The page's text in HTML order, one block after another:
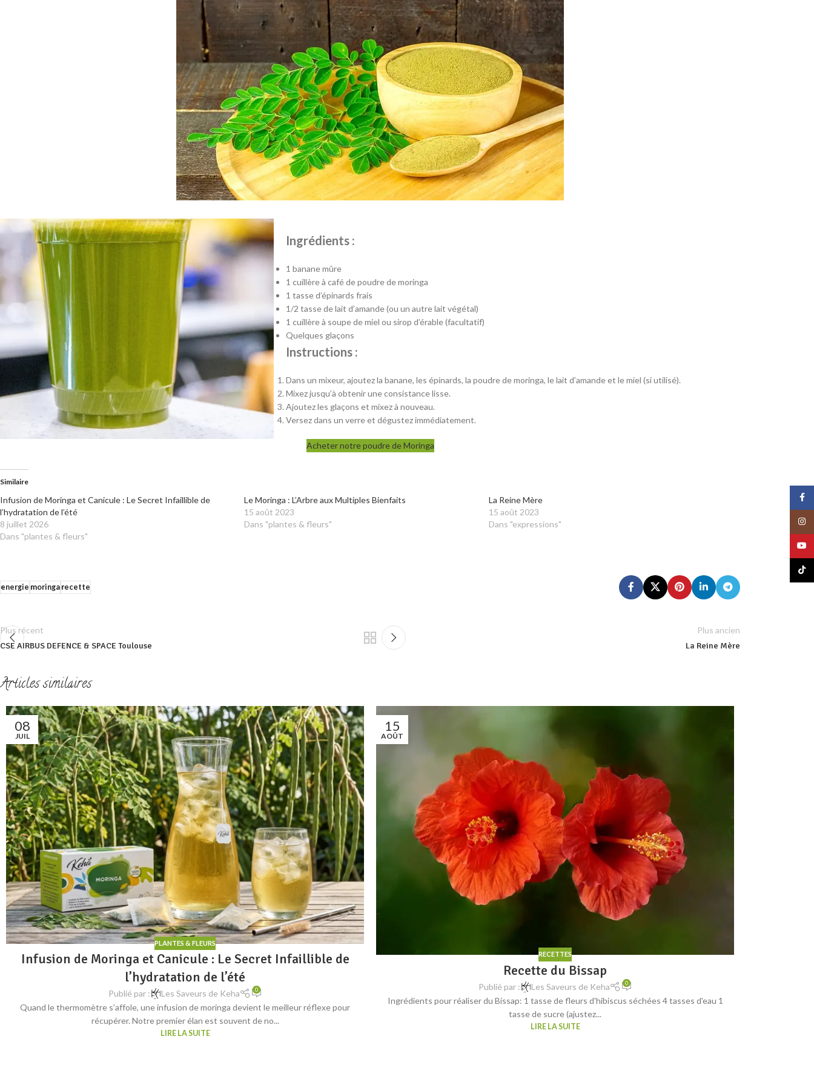
Ingrédients :
1 banane mûre
1 cuillère à café de poudre de moringa
1 tasse d’épinards frais
1/2 tasse de lait d’amande (ou un autre lait végétal)
1 cuillère à soupe de miel ou sirop d’érable (facultatif)
Quelques glaçons
Instructions :
Dans un mixeur, ajoutez la banane, les épinards, la poudre de moringa, le lait d’amande et le miel (si utilisé).
Mixez jusqu’à obtenir une consistance lisse.
Ajoutez les glaçons et mixez à nouveau.
Versez dans un verre et dégustez immédiatement.
Acheter notre poudre de Moringa
Similaire
Infusion de Moringa et Canicule : Le Secret Infaillible de
l’hydratation de l’été
8 juillet 2026
Dans "plantes & fleurs"
Le Moringa : L’Arbre aux Multiples Bienfaits
15 août 2023
Dans "plantes & fleurs"
La Reine Mère
15 août 2023
Dans "expressions"
energie moringarecette
Plus récent
CSE AIRBUS DEFENCE & SPACE Toulouse
Plus ancien
La Reine Mère
Articles similaires
08
JUIL
PLANTES & FLEURS
Infusion de Moringa et Canicule : Le Secret Infaillible de
l’hydratation de l’été
Publié par : Les Saveurs de Keha 0
Quand le thermomètre s’affole, une infusion de moringa devient le meilleur réflexe pour
récupérer. Notre premier élan est souvent de no...
LIRE LA SUITE
15
AOÛT
RECETTES
Recette du Bissap
Publié par : Les Saveurs de Keha 0
Ingrédients pour réaliser du Bissap: 1 tasse de fleurs d'hibiscus séchées 4 tasses d'eau 1
tasse de sucre (ajustez...
LIRE LA SUITE